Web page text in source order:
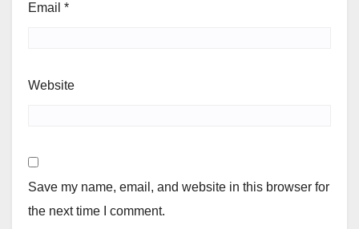
Email *
Website
Save my name, email, and website in this browser for
the next time I comment.